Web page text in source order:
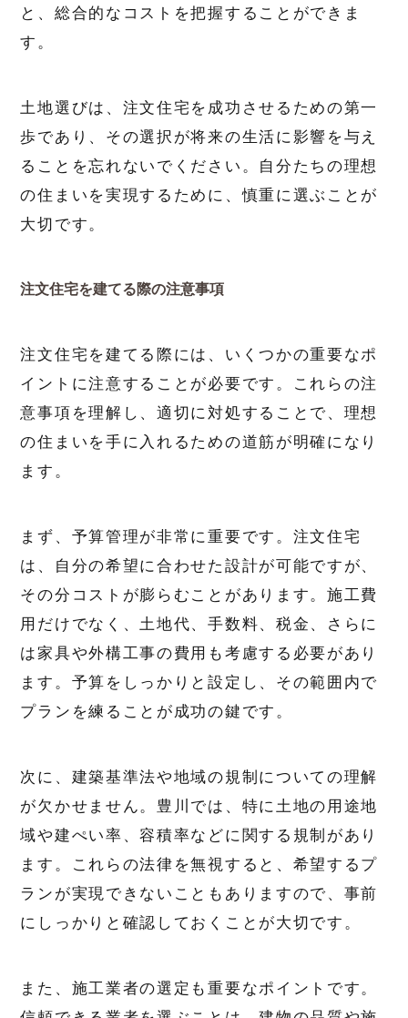
と、総合的なコストを把握することができま
す。
土地選びは、注文住宅を成功させるための第一
歩であり、その選択が将来の生活に影響を与え
ることを忘れないでください。自分たちの理想
の住まいを実現するために、慎重に選ぶことが
大切です。
注文住宅を建てる際の注意事項
注文住宅を建てる際には、いくつかの重要なポ
イントに注意することが必要です。これらの注
意事項を理解し、適切に対処することで、理想
の住まいを手に入れるための道筋が明確になり
ます。
まず、予算管理が非常に重要です。注文住宅
は、自分の希望に合わせた設計が可能ですが、
その分コストが膨らむことがあります。施工費
用だけでなく、土地代、手数料、税金、さらに
は家具や外構工事の費用も考慮する必要があり
ます。予算をしっかりと設定し、その範囲内で
プランを練ることが成功の鍵です。
次に、建築基準法や地域の規制についての理解
が欠かせません。豊川では、特に土地の用途地
域や建ぺい率、容積率などに関する規制があり
ます。これらの法律を無視すると、希望するプ
ランが実現できないこともありますので、事前
にしっかりと確認しておくことが大切です。
また、施工業者の選定も重要なポイントです。